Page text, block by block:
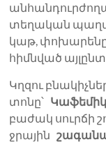
տեղական
կաթ, փոխարենը
հիմնված
Կղզու
տոնը՝
բաժակ սուրճի
ջրային